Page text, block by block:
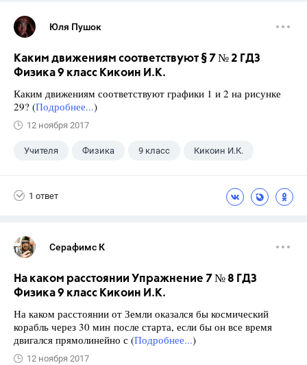
Юля Пушок
Каким движениям соответствуют § 7 № 2 ГДЗ
Физика 9 класс Кикоин И.К.
Каким движениям соответствуют графики 1 и 2 на рисунке
29? (Подробнее...)
12 ноября 2017
Учителя Физика 9 класс Кикоин И.К.
1 ответ
Серафимс К
На каком расстоянии Упражнение 7 № 8 ГДЗ
Физика 9 класс Кикоин И.К.
На каком расстоянии от Земли оказался бы космический
корабль через 30 мин после старта, если бы он все время
двигался прямолинейно с (Подробнее...)
12 ноября 2017